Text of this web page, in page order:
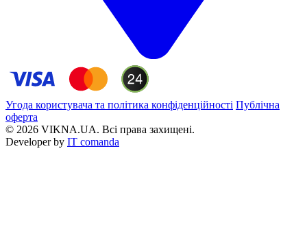
Угода користувача та політика конфіденційності Публічна
оферта
© 2026 VIKNA.UA. Всі права захищені.
Developer by IT comanda